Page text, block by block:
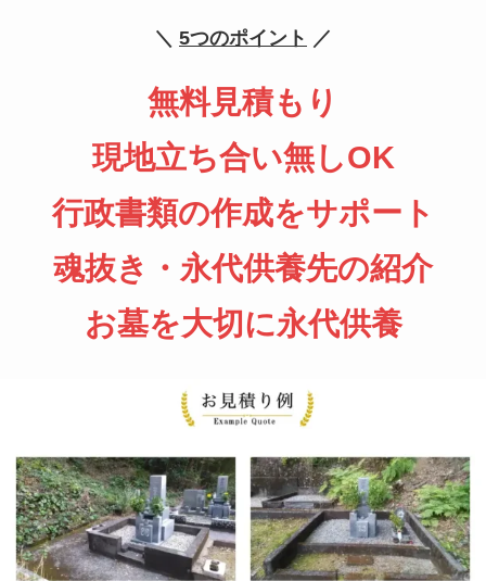
＼ 5つのポイント ／
無料見積もり
現地立ち合い無しOK
行政書類の作成をサポート
魂抜き・永代供養先の紹介
お墓を大切に永代供養